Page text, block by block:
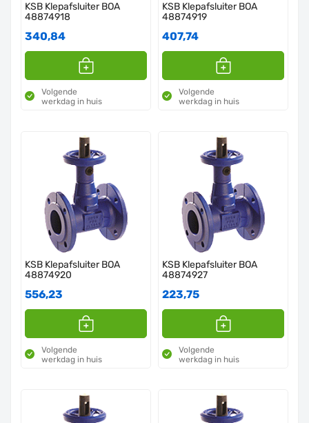
KSB Klepafsluiter BOA
48874918
340,84
Volgende
werkdag in huis
KSB Klepafsluiter BOA
48874919
407,74
Volgende
werkdag in huis
KSB Klepafsluiter BOA
48874920
556,23
Volgende
werkdag in huis
KSB Klepafsluiter BOA
48874927
223,75
Volgende
werkdag in huis